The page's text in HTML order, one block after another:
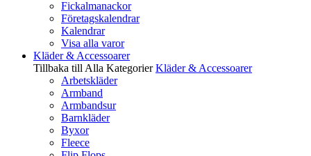
Fickalmanackor
Företagskalendrar
Kalendrar
Visa alla varor
Kläder & Accessoarer
Tillbaka till Alla Kategorier Kläder & Accessoarer
Arbetskläder
Armband
Armbandsur
Barnkläder
Byxor
Fleece